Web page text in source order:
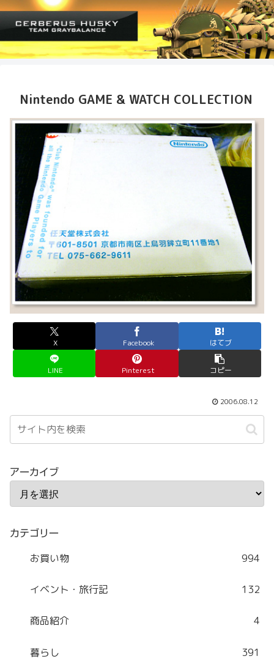
Nintendo GAME & WATCH COLLECTION
X Facebook はてブ
LINE Pinterest コピー
2006.08.12
アーカイブ
カテゴリー
お買い物 994
イベント・旅行記 132
商品紹介 4
暮らし 391